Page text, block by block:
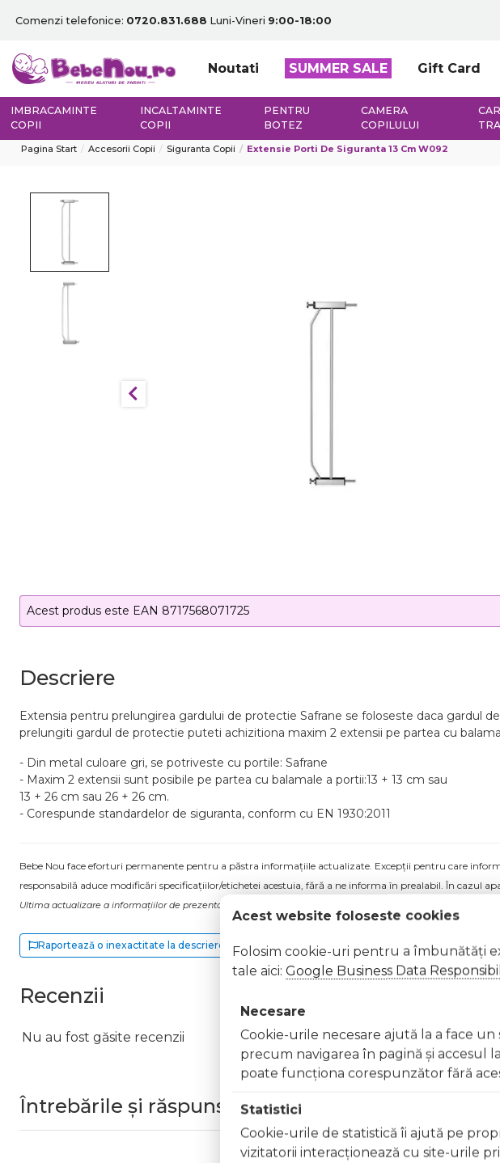
Comenzi telefonice: 0720.831.688 Luni-Vineri 9:00-18:00
Noutati SUMMER SALE Gift Card
IMBRACAMINTE
COPII
INCALTAMINTE
COPII
PENTRU
BOTEZ
CAMERA
COPILULUI
Pagina Start Accesorii Copii Siguranta Copii Extensie Porti De Siguranta 13 Cm W092
Acest produs este EAN 8717568071725
Descriere
Extensia pentru prelungirea gardului de protectie Safrane se foloseste daca gardul
prelungiti gardul de protectie puteti achizitiona maxim 2 extensii pe partea cu
- Din metal culoare gri, se potriveste cu portile: Safrane
- Maxim 2 extensii sunt posibile pe partea cu balamale a portii:13 + 13 cm sau
13 + 26 cm sau 26 + 26 cm.
- Corespunde standardelor de siguranta, conform cu EN 1930:2011
Bebe Nou face eforturi permanente pentru a păstra informațiile actualizate. Excepții pentru care
responsabilă aduce modificări specificațiilor/etichetei acestuia, fără a ne informa în prealabil. În cazul
Ultima actualizare a informațiilor de prezentare pentru Extensie porti de siguranta 13 cm W092 a fost
Raportează o inexactitate la descriere
Recenzii
Nu au fost găsite recenzii
Întrebările și răspunsurile clienților
Acest website foloseste cookies
Folosim cookie-uri pentru a îmbunătăți
tale aici: Google Business Data
Necesare
Cookie-urile necesare ajută la a face
precum navigarea în pagină şi accesul
poate funcţiona corespunzător fără
Statistici
Cookie-urile de statistică îi ajută pe
vizitatorii interacţionează cu site-urile